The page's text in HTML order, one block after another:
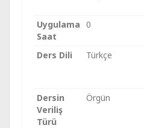
Uygulama
Saat
0
Ders Dili Türkçe
Dersin
Veriliş
Türü
Örgün